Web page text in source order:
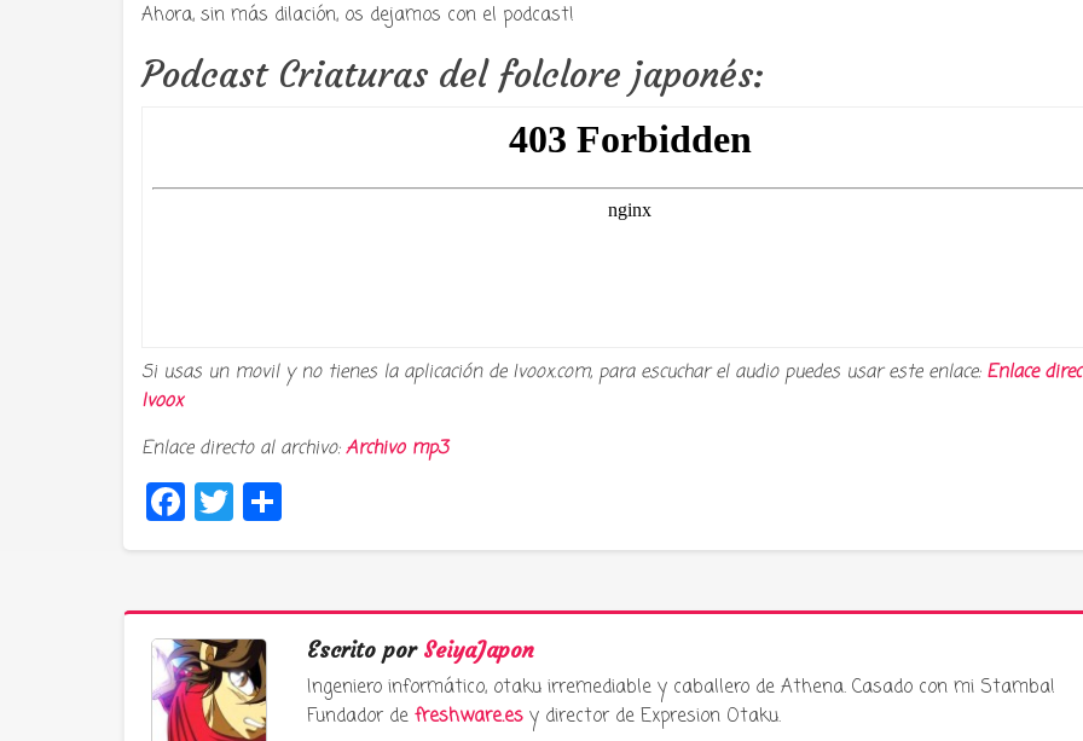
Ahora, sin más dilación, os dejamos con el podcast!
Podcast Criaturas del folclore japonés:
Si usas un movil y no tienes la aplicación de Ivoox.com, para escuchar el audio puedes usar este enlace: Enlace
Ivoox
Enlace directo al archivo:Archivo mp3
Facebook
Twitter
Escrito por SeiyaJapon
Ingeniero informático, otaku irremediable y caballero de Athena. Casado con mi Stamba!
Fundador de freshware.esy director de Expresion Otaku.